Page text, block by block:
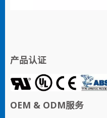
产品认证
OEM & ODM服务